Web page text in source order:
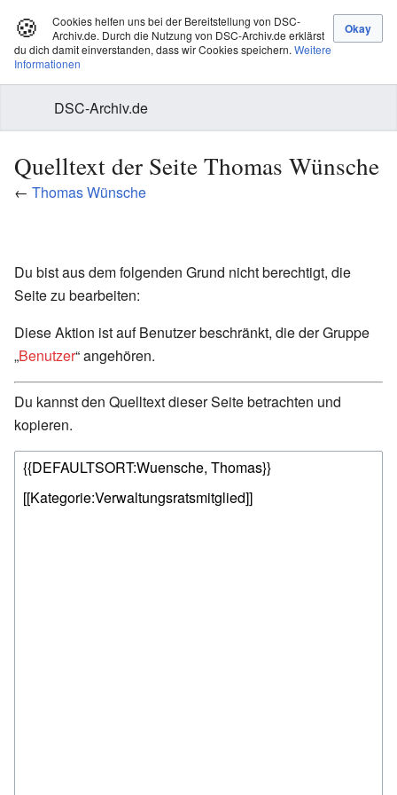
🍪
Cookies helfen uns bei der Bereitstellung von DSC-
Archiv.de. Durch die Nutzung von DSC-Archiv.de erklärst
du dich damit einverstanden, dass wir Cookies speichern. Weitere
Informationen
DSC-Archiv.de
Quelltext der Seite Thomas Wünsche
← Thomas Wünsche
Du bist aus dem folgenden Grund nicht berechtigt, die
Seite zu bearbeiten:
Diese Aktion ist auf Benutzer beschränkt, die der Gruppe
„Benutzer“ angehören.
Du kannst den Quelltext dieser Seite betrachten und
kopieren.